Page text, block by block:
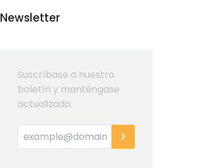
Newsletter
Suscríbase a nuestro
boletín y manténgase
actualizado: